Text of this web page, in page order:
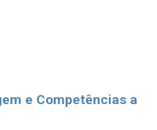
e Competências a